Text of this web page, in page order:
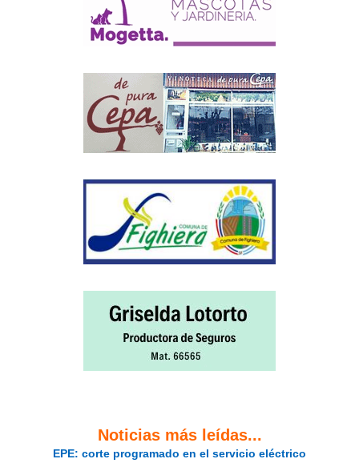
Noticias más leídas...
EPE: corte programado en el servicio eléctrico